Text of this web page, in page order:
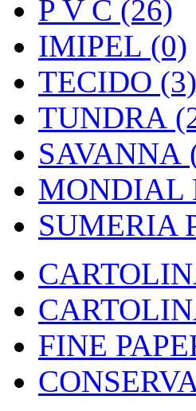
P V C (26)
IMIPEL (0)
TECIDO (3)
TUNDRA
SAVANNA
MONDIAL
SUMERIA
FINE